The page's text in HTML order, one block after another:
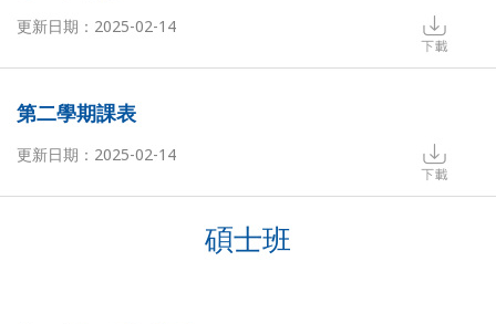
更新日期：2025-02-14
第二學期課表
更新日期：2025-02-14
碩士班